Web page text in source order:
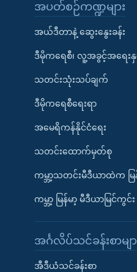
အပတ်စဉ်ကဏ္ဍများ
အယ်ဒီတာနဲ့ ဆွေးနွေးခန်း
ဒီမိုကရေစီ၊ လူ့အခွင့်အရေးနှ
သတင်းသုံးသပ်ချက်
ဒီမိုကရေစီရေးရာ
အမေရိကန်နိုင်ငံရေး
သတင်းထောက်မှတ်စု
ကမ္ဘာ့သတင်းမီဒီယာထဲက မ
ကမ္ဘာ့ မြန်မာ့ မီဒီယာမြင်ကွင်
အင်္ဂလိပ်သင်ခန်းစာမျာ
အီဒီယံသင်ခန်းစာ